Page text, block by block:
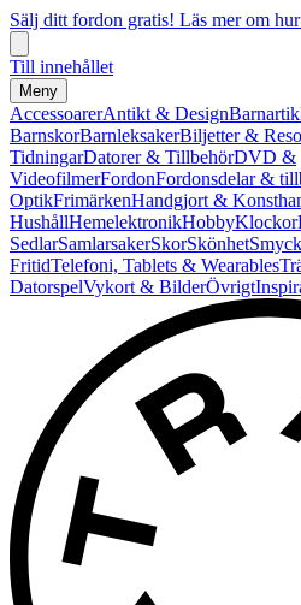
Sälj ditt fordon gratis! Läs mer om
Till innehållet
Meny
AccessoarerAntikt & Design
BarnskorBarnleksakerBiljetter &
TidningarDatorer & TillbehörDVD &
VideofilmerFordonFordonsdelar &
OptikFrimärkenHandgjort &
HushållHemelektronikHobbyKlockor
SedlarSamlarsakerSkorSkönhet
FritidTelefoni, Tablets & Wearables
DatorspelVykort & BilderÖvrigt